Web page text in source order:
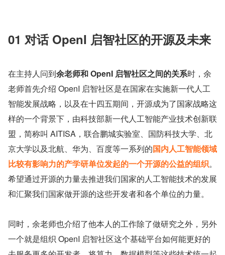
01 对话 OpenI 启智社区的开源及未来
在主持人问到余老师和 OpenI 启智社区之间的关系时，余
老师首先介绍 OpenI 启智社区是在国家在实施新一代人工
智能发展战略，以及在十四五期间，开源成为了国家战略这
样的一个背景下，由科技部新一代人工智能产业技术创新联
盟，简称叫 AITISA，联合鹏城实验室、国防科技大学、北
京大学以及北航、华为、百度等一系列的国内人工智能领域
比较有影响力的产学研单位发起的一个开源的公益的组织。
希望通过开源的力量去推进我们国家的人工智能技术的发展
和汇聚我们国家做开源的这些开发者和各个单位的力量。
同时，余老师也介绍了他本人的工作除了做研究之外，另外
一个就是组织 OpenI 启智社区这个基础平台如何能更好的